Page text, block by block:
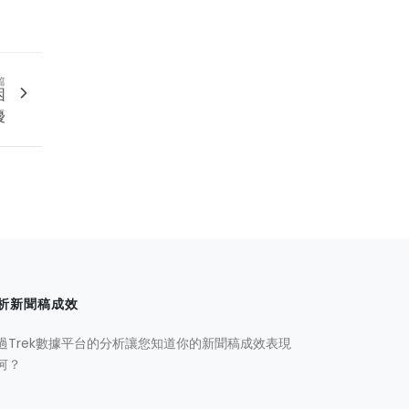
新聞稿成效
Trek數據平台的分析讓您知道你的新聞稿成效表現
？